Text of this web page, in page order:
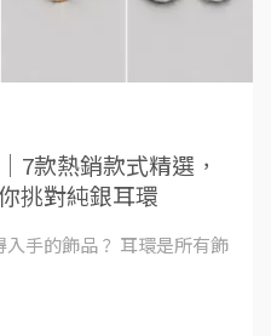
7款熱銷款式精選，
挑對純銀耳環
手的飾品？ 耳環是所有飾